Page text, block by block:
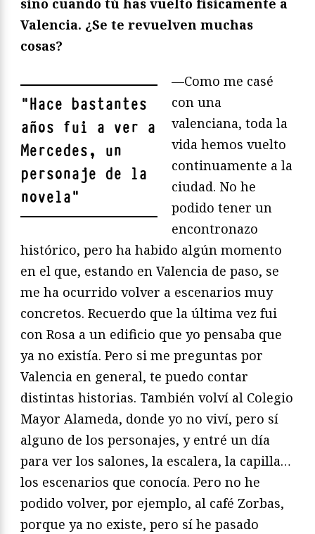
sino cuando tú has vuelto físicamente a
Valencia. ¿Se te revuelven muchas
cosas?
"Hace bastantes
años fui a ver a
Mercedes, un
personaje de la
novela"
—Como me casé
con una
valenciana, toda la
vida hemos vuelto
continuamente a la
ciudad. No he
podido tener un
encontronazo
histórico, pero ha habido algún momento
en el que, estando en Valencia de paso, se
me ha ocurrido volver a escenarios muy
concretos. Recuerdo que la última vez fui
con Rosa a un edificio que yo pensaba que
ya no existía. Pero si me preguntas por
Valencia en general, te puedo contar
distintas historias. También volví al Colegio
Mayor Alameda, donde yo no viví, pero sí
alguno de los personajes, y entré un día
para ver los salones, la escalera, la capilla…
los escenarios que conocía. Pero no he
podido volver, por ejemplo, al café Zorbas,
porque ya no existe, pero sí he pasado